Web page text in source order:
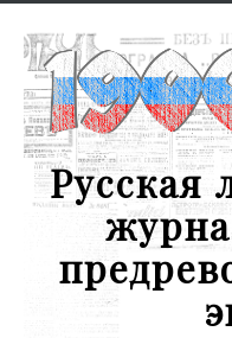
Русская